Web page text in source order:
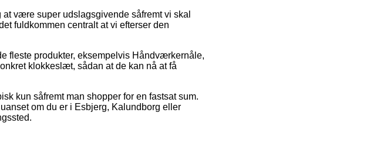
være super udslagsgivende såfremt vi skal
fuldkommen centralt at vi efterser den
fleste produkter, eksempelvis Håndværkernåle,
klokkeslæt, sådan at de kan nå at få
kun såfremt man shopper for en fastsat sum.
om du er i Esbjerg, Kalundborg eller